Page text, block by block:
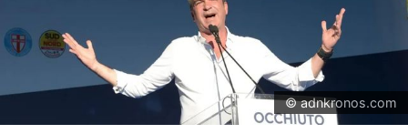
© adnkronos.com